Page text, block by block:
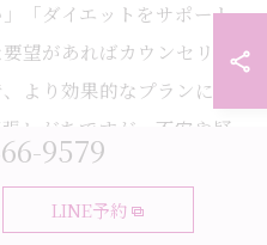
「ダイエットをサポート
望があればカウンセリン
より効果的なプランにつ
しがちですが、不安や疑
経験豊富なスタッフが丁
して施術に臨めるのも大
9579
LINE予約